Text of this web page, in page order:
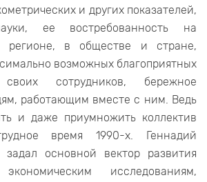
и других показателей,
ее востребованность на
регионе, в обществе и стране,
возможных благоприятных
сотрудников, бережное
работающим вместе с ним. Ведь
и даже приумножить коллектив
время 1990-х. Геннадий
основной вектор развития
исследованиям,